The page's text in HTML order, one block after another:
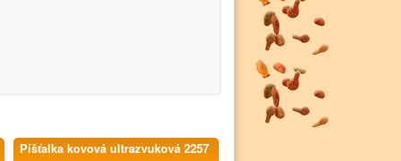
Píšťalka kovová ultrazvuková 2257